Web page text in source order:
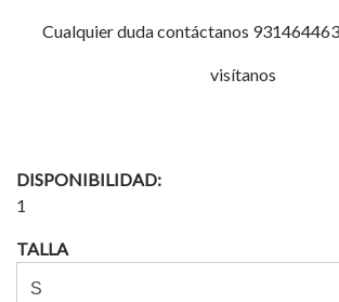
Cualquier duda contáctanos
visítanos
DISPONIBILIDAD:
1
TALLA